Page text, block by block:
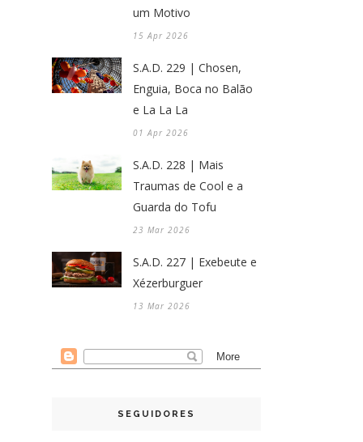
um Motivo
15 Apr 2026
S.A.D. 229 | Chosen,
Enguia, Boca no Balão
e La La La
01 Apr 2026
S.A.D. 228 | Mais
Traumas de Cool e a
Guarda do Tofu
23 Mar 2026
S.A.D. 227 | Exebeute e
Xézerburguer
13 Mar 2026
SEGUIDORES